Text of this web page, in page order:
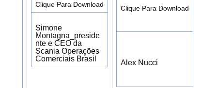
Clique Para Download
Simone
Montagna_preside
nte e CEO da
Scania Operações
Comerciais Brasil
Clique Para Download
Alex Nucci